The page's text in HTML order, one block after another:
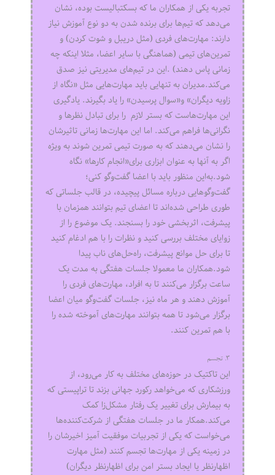
تجربه یکی از همکاران ما که بسکتبالیست بوده، نشان
می‌دهد که تیم‌ها برای برنده شدن به دو نوع آموزش نیاز
دارند: مهارت‌های فردی (مثل دریبل و شوت کردن) و
تمرین‌های تیمی (هماهنگی با سایر اعضا، مثلا اینکه چه
زمانی پاس دهند) .این در تیم‌های مدیریتی نیز صدق
می‌کند.مدیران به تنهایی باید مهارت‌هایی مثل «نگاه از
زاویه دیگران» و«سوال پرسیدن» را یاد بگیرند. یادگیری
این مهارت‌هاست که بستر لازم را برای تبادل نظرها و
نگرانی‌ها فراهم می‌کند. اما این مهارت‌ها زمانی تاثیرشان
را نشان می‌دهند که به صورت تیمی تمرین شوند به ویژه
اگر به آنها به عنوان ابزاری برای«انجام کارها» نگاه
شود.به‌این منظور باید با اعضا گفت‌وگو کنی؛
گفت‌وگوهایی درباره مسائل پیچیده، در قالب جلساتی که
طوری طراحی شده‌اند تا اعضای تیم بتوانند همزمان با
پیشرفت، اثربخشی خود را بسنجند. یک موضوع را از
زوایای مختلف بررسی کنید و نظرات را با هم ادغام کنید
تا برای حل موانع پیشرفت، راه‌حل‌های ناب پیدا
شود.همکاران ما معمولا جلسات هفتگی به مدت یک
ساعت برگزار می‌کنند تا به افراد، مهارت‌های فردی را
آموزش دهند و هر ماه نیز، جلسات گفت‌وگو میان اعضا
برگزار می‌شود تا همه بتوانند مهارت‌های آموخته شده را
با هم تمرین کنند.
۳. تجسم
این تاکتیک در حوزه‌های مختلف به کار می‌رود، از
ورزشکاری که می‌خواهد رکورد جهانی بزند تا تراپیستی که
به بیمارش برای تغییر یک رفتار مشکل‌زا کمک
می‌کند.همکار ما در جلسات هفتگی از شرکت‌کننده‌ها
می‌خواست که یکی از تجربیات موفقیت آمیز اخیرشان را
در زمینه یکی از مهارت‌ها تجسم کنند (مثل مهارت
اظهارنظر یا ایجاد بستر امن برای اظهارنظر دیگران)